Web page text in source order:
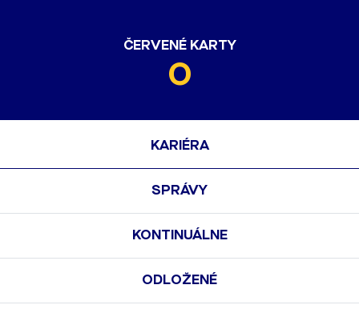
ČERVENÉ KARTY
0
KARIÉRA
SPRÁVY
KONTINUÁLNE
ODLOŽENÉ